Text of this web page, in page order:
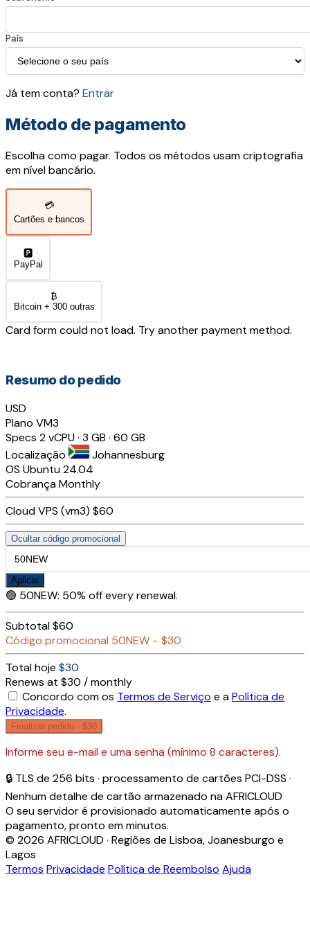
País
Já tem conta? Entrar
Método de pagamento
Escolha como pagar. Todos os métodos usam criptografia
em nível bancário.
💳
Cartões e bancos
🅿️
PayPal
₿
Bitcoin + 300 outras
Card form could not load. Try another payment method.
Resumo do pedido
USD
Plano VM3
Specs 2 vCPU · 3 GB · 60 GB
Localização
Johannesburg
OS Ubuntu 24.04
CobrançaMonthly
Cloud VPS (vm3) $60
Ocultar código promocional
Aplicar
🟢 50NEW: 50% off every renewal.
Subtotal$60
Código promocional 50NEW − $30
Total hoje $30
Renews at $30 / monthly
Concordo com os Termos de Serviço e aPolítica de
Privacidade.
Finalizar pedido · $30
Informe seu e-mail e uma senha (mínimo 8 caracteres).
🔒 TLS de 256 bits · processamento de cartões PCI-DSS ·
Nenhum detalhe de cartão armazenado na AFRICLOUD
O seu servidor é provisionado automaticamente após o
pagamento, pronto em minutos.
© 2026 AFRICLOUD · Regiões de Lisboa, Joanesburgo e
Lagos
Termos Privacidade Política de Reembolso Ajuda